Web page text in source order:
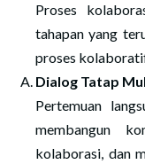
Proses
tahapan yang
proses
Dialog Tatap
Pertemuan
membangun
kolaborasi, dan